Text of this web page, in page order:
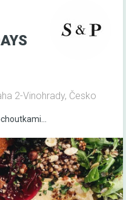
2-Vinohrady, Česko